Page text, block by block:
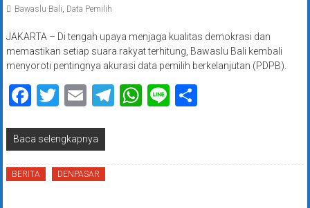
Bawaslu Bali, Data Pemilih
JAKARTA – Di tengah upaya menjaga kualitas demokrasi dan
memastikan setiap suara rakyat terhitung, Bawaslu Bali kembali
menyoroti pentingnya akurasi data pemilih berkelanjutan (PDPB).
Facebook
Twitter
EmailTelegram
WhatsApp
LineShare
Baca selengkapnya
BERITA DENPASAR